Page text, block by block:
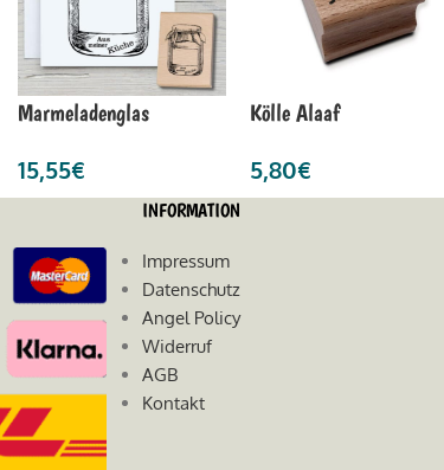
Marmeladenglas
15,55€
Kölle Alaaf
5,80€
INFORMATION
Impressum
Datenschutz
Angel Policy
Widerruf
AGB
Kontakt